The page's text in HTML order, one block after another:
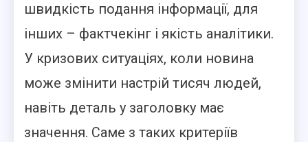
швидкість подання інформації, для
інших – фактчекінг і якість аналітики.
У кризових ситуаціях, коли новина
може змінити настрій тисяч людей,
навіть деталь у заголовку має
значення. Саме з таких критеріїв